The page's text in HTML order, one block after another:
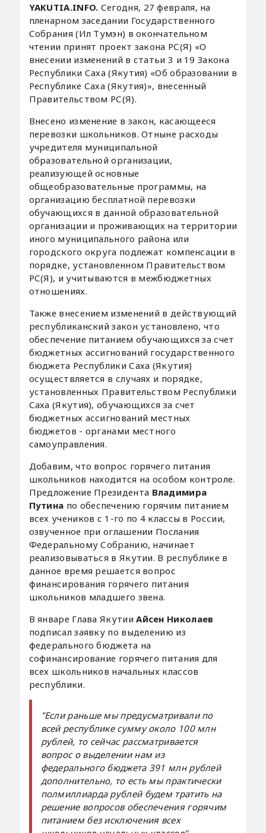
YAKUTIA.INFO. Сегодня, 27 февраля, на
пленарном заседании Государственного
Собрания (Ил Тумэн) в окончательном
чтении принят проект закона РС(Я) «О
внесении изменений в статьи 3 и 19 Закона
Республики Саха (Якутия) «Об образовании в
Республике Саха (Якутия)», внесенный
Правительством РС(Я).
Внесено изменение в закон, касающееся
перевозки школьников. Отныне расходы
учредителя муниципальной
образовательной организации,
реализующей основные
общеобразовательные программы, на
организацию бесплатной перевозки
обучающихся в данной образовательной
организации и проживающих на территории
иного муниципального района или
городского округа подлежат компенсации в
порядке, установленном Правительством
РС(Я), и учитываются в межбюджетных
отношениях.
Также внесением изменений в действующий
республиканский закон установлено, что
обеспечение питанием обучающихся за счет
бюджетных ассигнований государственного
бюджета Республики Саха (Якутия)
осуществляется в случаях и порядке,
установленных Правительством Республики
Саха (Якутия), обучающихся за счет
бюджетных ассигнований местных
бюджетов - органами местного
самоуправления.
Добавим, что вопрос горячего питания
школьников находится на особом контроле.
Предложение Президента Владимира
Путина по обеспечению горячим питанием
всех учеников с 1-го по 4 классы в России,
озвученное при оглашении Послания
Федеральному Собранию, начинает
реализовываться в Якутии. В республике в
данное время решается вопрос
финансирования горячего питания
школьников младшего звена.
В январе Глава ЯкутииАйсен Николаев
подписал заявку по выделению из
федерального бюджета на
софинансирование горячего питания для
всех школьников начальных классов
республики.
"Если раньше мы предусматривали по
всей республике сумму около 100 млн
рублей, то сейчас рассматривается
вопрос о выделении нам из
федерального бюджета 391 млн рублей
дополнительно, то есть мы практически
полмиллиарда рублей будем тратить на
решение вопросов обеспечения горячим
питанием без исключения всех